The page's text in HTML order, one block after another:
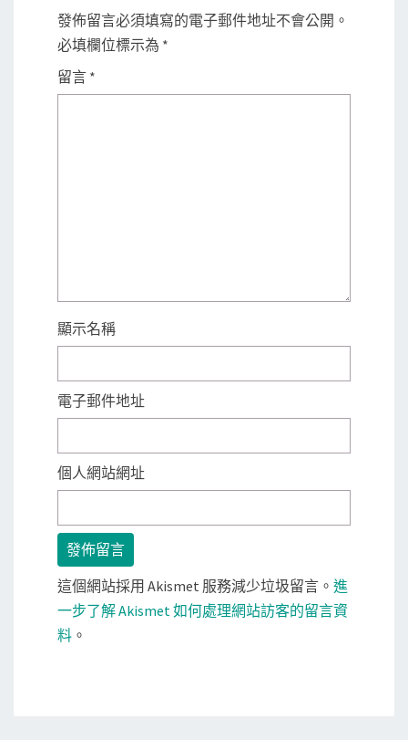
發佈留言必須填寫的電子郵件地址不會公開。
必填欄位標示為 *
留言 *
顯示名稱
電子郵件地址
個人網站網址
這個網站採用 Akismet 服務減少垃圾留言。 進
一步了解 Akismet 如何處理網站訪客的留言資
料 。